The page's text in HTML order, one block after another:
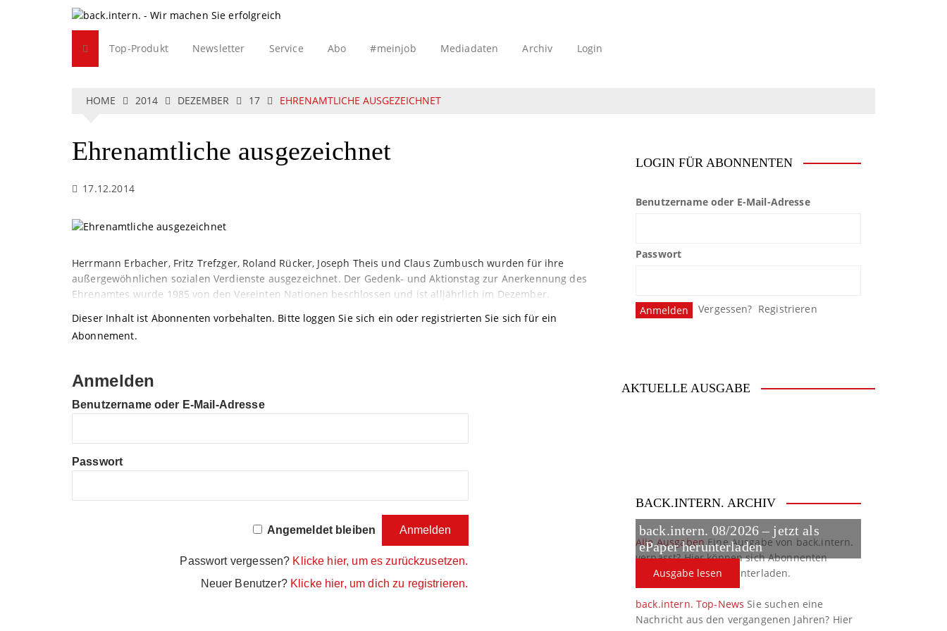
Top-Produkt Newsletter Service Abo #meinjob Mediadaten Archiv Login
HOME 2014 DEZEMBER 17 EHRENAMTLICHE AUSGEZEICHNET
Ehrenamtliche ausgezeichnet
17.12.2014
Herrmann Erbacher, Fritz Trefzger, Roland Rücker, Joseph Theis und Claus Zumbusch wurden für ihre
außergewöhnlichen sozialen Verdienste ausgezeichnet. Der Gedenk- und Aktionstag zur Anerkennung des
Ehrenamtes wurde 1985 von den Vereinten Nationen beschlossen und ist alljährlich im Dezember.
Dieser Inhalt ist Abonnenten vorbehalten. Bitte loggen Sie sich ein oder registrierten Sie sich für ein
Abonnement.
Anmelden
Benutzername oder E-Mail-Adresse
Passwort
Angemeldet bleiben
Passwort vergessen? Klicke hier, um es zurückzusetzen.
Neuer Benutzer? Klicke hier, um dich zu registrieren.
LOGIN FÜR ABONNENTEN
Benutzername oder E-Mail-Adresse
Passwort
Vergessen? Registrieren
AKTUELLE AUSGABE
back.intern. 08/2026 – jetzt als
ePaper herunterladen
Ausgabe lesen
BACK.INTERN. ARCHIV
Alle AusgabenEine Ausgabe von back.intern.
verpasst? Hier können sich Abonnenten
ältere Ausgaben herunterladen.
back.intern. Top-News Sie suchen eine
Nachricht aus den vergangenen Jahren? Hier